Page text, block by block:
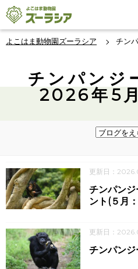
よこはま動物園ズーラシア チン
チンパンジ
2026年5
更新日：
チンパン
ント(５月
更新日：
チンパン